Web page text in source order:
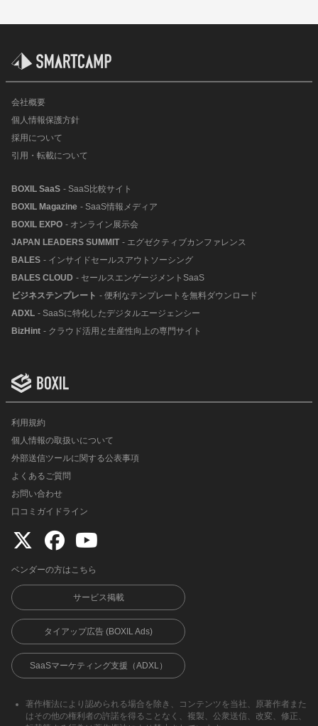
会社概要
個人情報保護方針
採用について
引用・転載について
BOXIL SaaS - SaaS比較サイト
BOXIL Magazine - SaaS情報メディア
BOXIL EXPO - オンライン展示会
JAPAN LEADERS SUMMIT - エグゼクティブカンファレンス
BALES - インサイドセールスアウトソーシング
BALES CLOUD - セールスエンゲージメントSaaS
ビジネステンプレート - 便利なテンプレートを無料ダウンロード
ADXL - SaaSに特化したデジタルエージェンシー
BizHint - クラウド活用と生産性向上の専門サイト
利用規約
個人情報の取扱いについて
外部送信ツールに関する公表事項
よくあるご質問
お問い合わせ
口コミガイドライン
ベンダーの方はこちら
サービス掲載
タイアップ広告 (BOXIL Ads)
SaaSマーケティング支援（ADXL）
著作権法により認められる場合を除き、コンテンツを当社、原著作者また
はその他の権利者の許諾を得ることなく、複製、公衆送信、改変、修正、